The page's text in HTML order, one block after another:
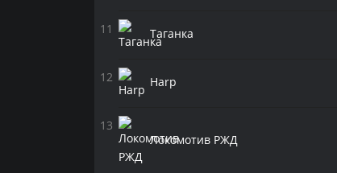
Таганка
Harp
Локомотив РЖД